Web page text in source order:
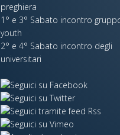
preghiera
1° e 3° Sabato incontro
youth
2° e 4° Sabato incontro degli
universitari